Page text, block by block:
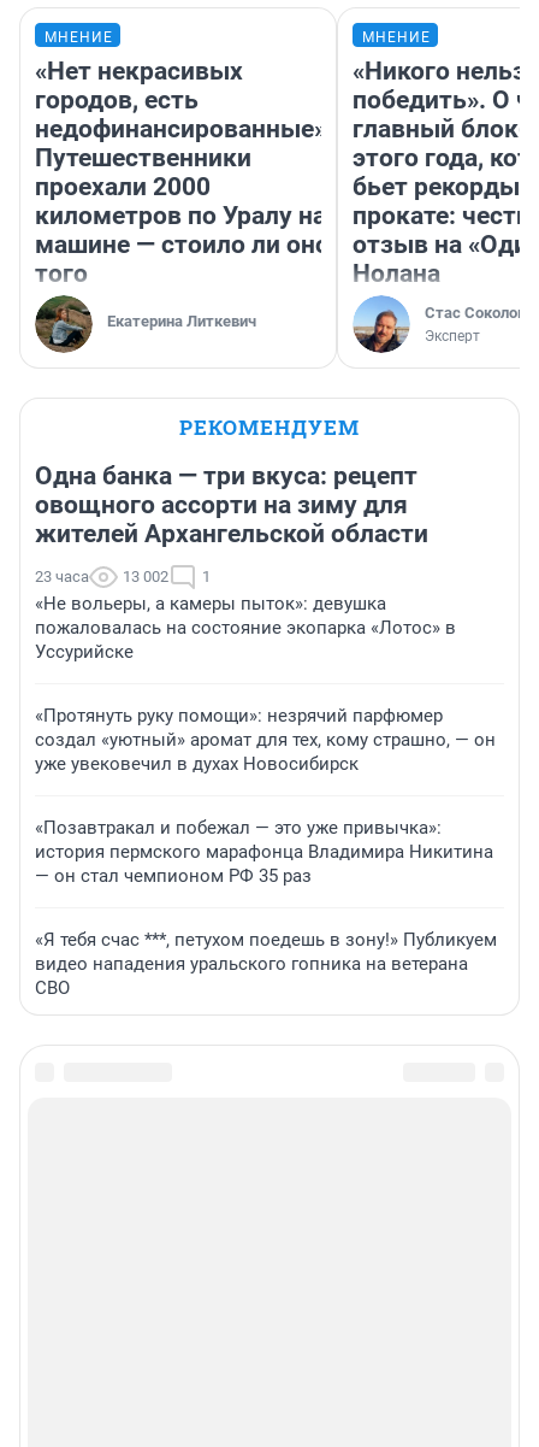
МНЕНИЕ
«Нет некрасивых
городов, есть
недофинансированные».
Путешественники
проехали 2000
километров по Уралу на
машине — стоило ли оно
того
Екатерина Литкевич
МНЕНИЕ
«Никого нельзя
победить». О
главный
этого года,
бьет рекорды в
прокате:
отзыв на
Нолана
Стас Соколов
Эксперт
РЕКОМЕНДУЕМ
Одна банка — три вкуса: рецепт
овощного ассорти на зиму для
жителей Архангельской области
23 часа 13 002 1
«Не вольеры, а камеры пыток»: девушка
пожаловалась на состояние экопарка «Лотос» в
Уссурийске
«Протянуть руку помощи»: незрячий парфюмер
создал «уютный» аромат для тех, кому страшно, — он
уже увековечил в духах Новосибирск
«Позавтракал и побежал — это уже привычка»:
история пермского марафонца Владимира Никитина
— он стал чемпионом РФ 35 раз
«Я тебя счас ***, петухом поедешь в зону!» Публикуем
видео нападения уральского гопника на ветерана
СВО